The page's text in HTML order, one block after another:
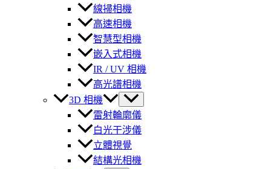
線掃相機
高速相機
智慧型相機
嵌入式相機
IR / UV 相機
高光譜相機
3D 相機
雷射輪廓儀
白光干涉儀
立體視覺
結構光相機